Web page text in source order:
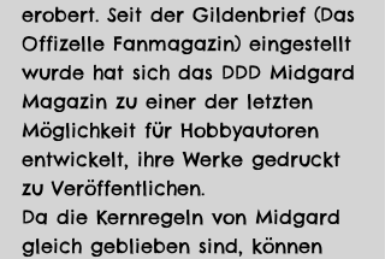
erobert. Seit der Gildenbrief (Das
Offizelle Fanmagazin) eingestellt
wurde hat sich das DDD Midgard
Magazin zu einer der letzten
Möglichkeit für Hobbyautoren
entwickelt, ihre Werke gedruckt
zu Veröffentlichen.
Da die Kernregeln von Midgard
gleich geblieben sind, können